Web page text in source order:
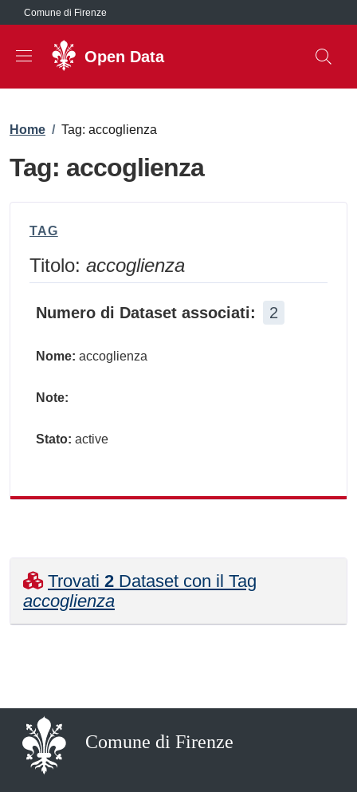
Salta al contenuto principale
Comune di Firenze
Open Data
Briciole di pane
Home / Tag: accoglienza
Tag: accoglienza
TAG
Titolo: accoglienza
Numero di Dataset associati: 2
Nome: accoglienza
Note:
Stato: active
Trovati 2 Dataset con il Tag
accoglienza
Comune di Firenze